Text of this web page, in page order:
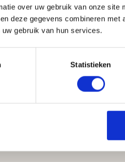
over uw gebruik van onze site
deze gegevens combineren met
gebruik van hun services.
Statistieken
INFORMATIE
Resultaat